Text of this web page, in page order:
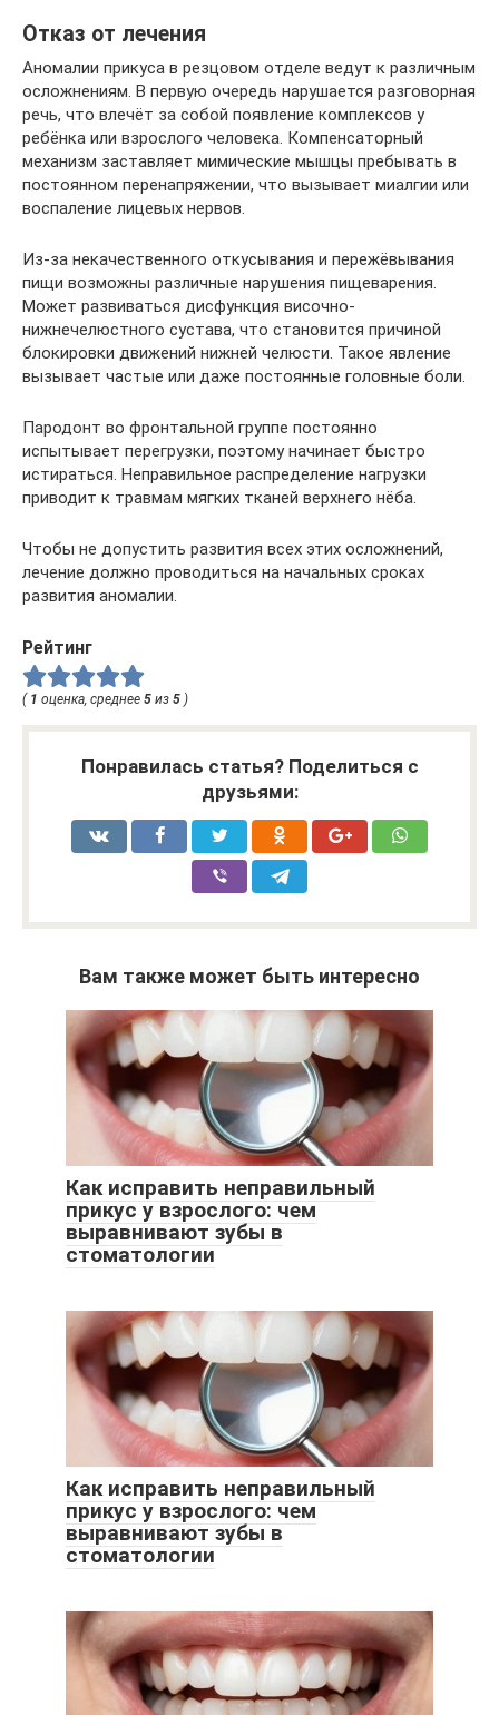
Отказ от лечения
Аномалии прикуса в резцовом отделе ведут к различным
осложнениям. В первую очередь нарушается разговорная
речь, что влечёт за собой появление комплексов у
ребёнка или взрослого человека. Компенсаторный
механизм заставляет мимические мышцы пребывать в
постоянном перенапряжении, что вызывает миалгии или
воспаление лицевых нервов.
Из-за некачественного откусывания и пережёвывания
пищи возможны различные нарушения пищеварения.
Может развиваться дисфункция височно-
нижнечелюстного сустава, что становится причиной
блокировки движений нижней челюсти. Такое явление
вызывает частые или даже постоянные головные боли.
Пародонт во фронтальной группе постоянно
испытывает перегрузки, поэтому начинает быстро
истираться. Неправильное распределение нагрузки
приводит к травмам мягких тканей верхнего нёба.
Чтобы не допустить развития всех этих осложнений,
лечение должно проводиться на начальных сроках
развития аномалии.
Рейтинг
( 1 оценка, среднее 5 из 5 )
Понравилась статья? Поделиться с
друзьями:
Вам также может быть интересно
Как исправить неправильный
прикус у взрослого: чем
выравнивают зубы в
стоматологии
Как исправить неправильный
прикус у взрослого: чем
выравнивают зубы в
стоматологии